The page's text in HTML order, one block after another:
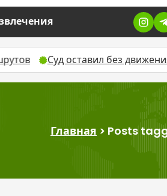
Суд оставил без движения
Главная > Posts